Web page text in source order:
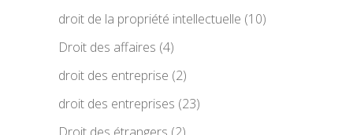
droit de la propriété intellectuelle (10)
Droit des affaires (4)
droit des entreprise (2)
droit des entreprises (23)